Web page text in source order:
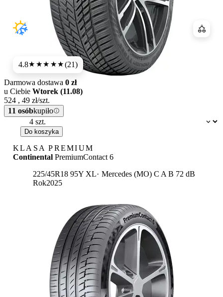
4.8★★★★★(21)
Dostępność:
Darmowa dostawa 0 zł
u Ciebie Wtorek (11.08)
524 , 49 zł/szt.
11 osóbkupiło
Do koszyka
KLASA PREMIUM
Continental PremiumContact 6
225/45R18 95Y XL
Mercedes (MO) Etykieta:
C A B 72 dB
Rok2025